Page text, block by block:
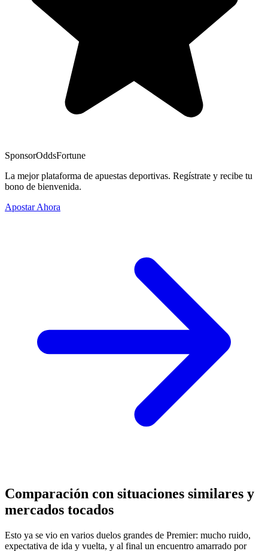
SponsorOddsFortune
La mejor plataforma de apuestas deportivas. Regístrate y recibe tu
bono de bienvenida.
Apostar Ahora
Comparación con situaciones similares y
mercados tocados
Esto ya se vio en varios duelos grandes de Premier: mucho ruido,
expectativa de ida y vuelta, y al final un encuentro amarrado por